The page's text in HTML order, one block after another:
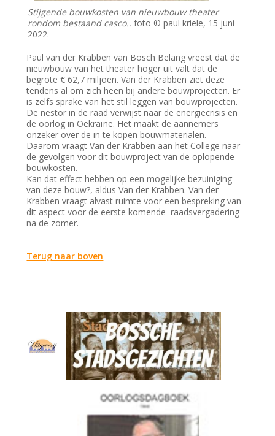
Stijgende bouwkosten van nieuwbouw theater
rondom bestaand casco..foto © paul kriele, 15 juni
2022.
Paul van der Krabben van Bosch Belang vreest dat de
nieuwbouw van het theater hoger uit valt dat de
begrote € 62,7 miljoen. Van der Krabben ziet deze
tendens al om zich heen bij andere bouwprojecten. Er
is zelfs sprake van het stil leggen van bouwprojecten.
De nestor in de raad verwijst naar de energiecrisis en
de oorlog in Oekraïne. Het maakt de aannemers
onzeker over de in te kopen bouwmaterialen.
Daarom vraagt Van der Krabben aan het College naar
de gevolgen voor dit bouwproject van de oplopende
bouwkosten.
Kan dat effect hebben op een mogelijke bezuiniging
van deze bouw?, aldus Van der Krabben. Van der
Krabben vraagt alvast ruimte voor een bespreking van
dit aspect voor de eerste komende raadsvergadering
na de zomer.
Terug naar boven